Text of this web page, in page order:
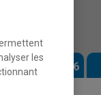
Automne 2026
les